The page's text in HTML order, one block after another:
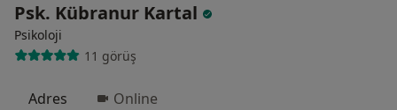
Psk. Kübranur Kartal
Psikoloji
11 görüş
Adres Online